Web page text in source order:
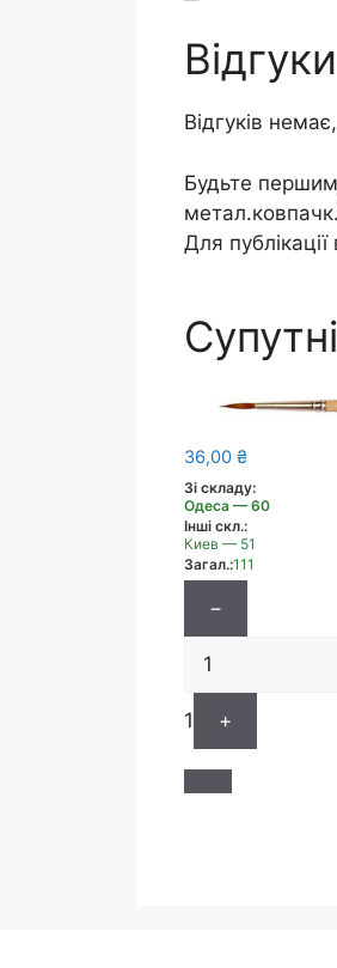
Відгуки
Відгуків
Будьте
Для
36,00 ₴
Зі складу:
Одеса — 60
Інші скл.:
Киев — 51
Загал.:111
−
1 +